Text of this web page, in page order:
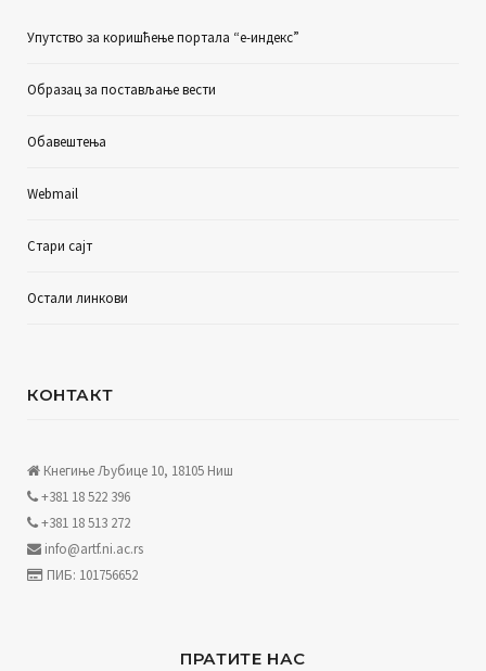
Упутство за коришћење портала “е-индекс”
Образац за постављање вести
Обавештења
Webmail
Стари сајт
Остали линкови
КОНТАКТ
Кнегиње Љубице 10, 18105 Ниш
+381 18 522 396
+381 18 513 272
info@artf.ni.ac.rs
ПИБ: 101756652
ПРАТИТЕ НАС